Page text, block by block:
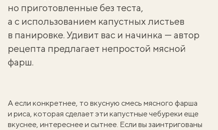
но приготовленные без теста,
а с использованием капустных листьев
в панировке. Удивит вас и начинка — автор
рецепта предлагает непростой мясной
фарш.
А если конкретнее, то вкусную смесь мясного фарша
и риса, которая сделает эти капустные чебуреки еще
вкуснее, интереснее и сытнее. Если вы заинтригованы